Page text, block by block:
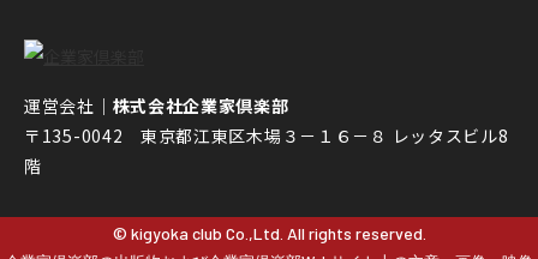
運営会社｜ 株式会社企業家倶楽部
〒135-0042 東京都江東区木場３－１６－８ レッタスビル8
階
© kigyoka club Co.,Ltd. All rights reserved.